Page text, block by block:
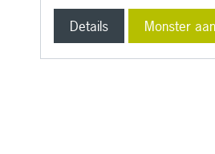
Details Monster